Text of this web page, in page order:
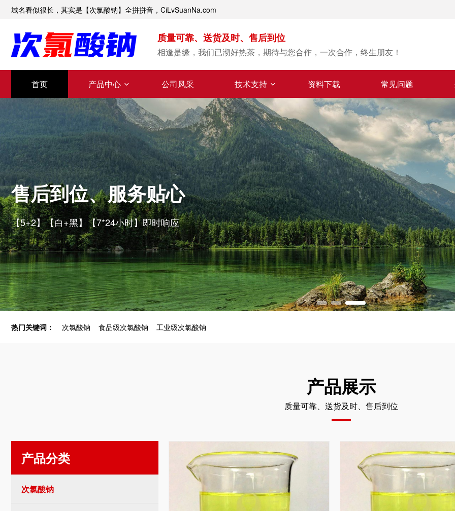
域名看似很长，其实是【次氯酸钠】全拼拼音，CiLvSuanNa.com
质量可靠、送货及时、售后到位
相逢是缘，我们已沏好热茶，期待与您合作，一次合作，终生朋友！
首页 产品中心 公司风采 技术支持 资料下载 常见问题
售后到位、服务贴心
【5+2】【白+黑】【7*24小时】即时响应
热门关键词： 次氯酸钠 食品级次氯酸钠 工业级次氯酸钠
产品展示
质量可靠、送货及时、售后到位
产品分类
次氯酸钠